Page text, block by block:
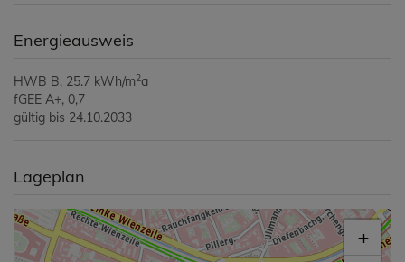
Energieausweis
HWB B, 25.7 kWh/m2a
fGEE A+, 0,7
gültig bis 24.10.2033
Lageplan
+